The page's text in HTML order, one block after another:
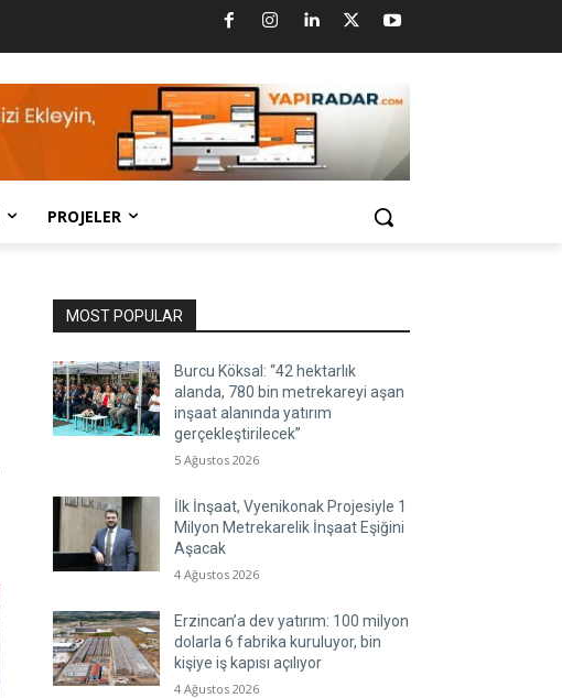
PROJELER
MOST POPULAR
Burcu Köksal: “42 hektarlık
alanda, 780 bin metrekareyi aşan
inşaat alanında yatırım
gerçekleştirilecek”
5 Ağustos 2026
İlk İnşaat, Vyenikonak Projesiyle 1
Milyon Metrekarelik İnşaat Eşiğini
Aşacak
4 Ağustos 2026
Erzincan’a dev yatırım: 100 milyon
dolarla 6 fabrika kuruluyor, bin
kişiye iş kapısı açılıyor
4 Ağustos 2026